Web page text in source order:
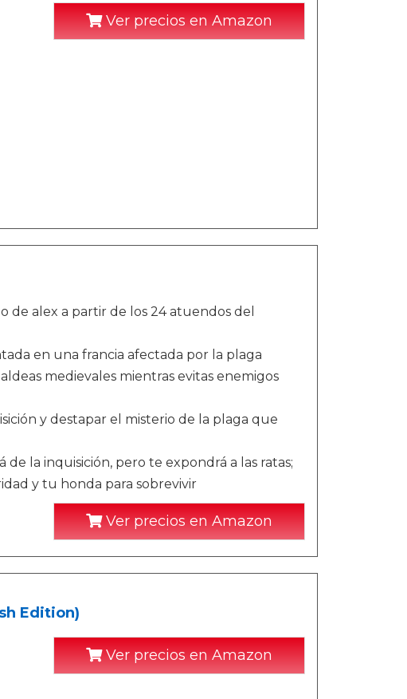
Ver precios en Amazon
de alex a partir de los 24 atuendos del
en una francia afectada por la plaga
medievales mientras evitas enemigos
y destapar el misterio de la plaga que
la inquisición, pero te expondrá a las ratas;
y tu honda para sobrevivir
Ver precios en Amazon
Edition)
Ver precios en Amazon